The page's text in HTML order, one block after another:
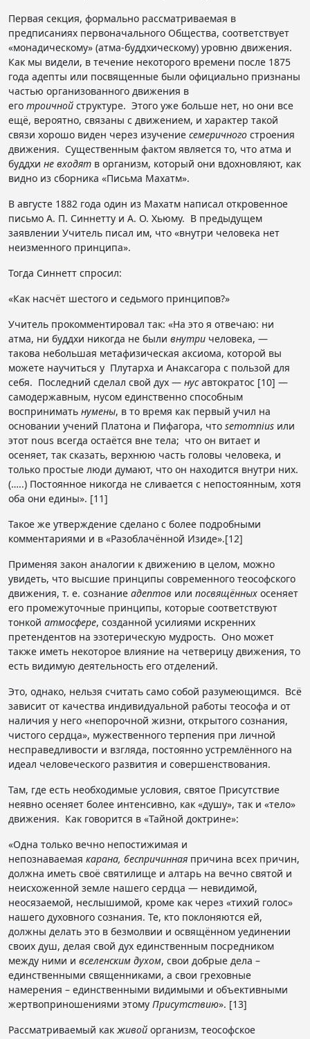
Первая секция, формально рассматриваемая в
предписаниях первоначального Общества, соответствует
«монадическому» (атма-буддхическому) уровню движения.
Как мы видели, в течение некоторого времени после 1875
года адепты или посвященные были официально признаны
частью организованного движения в
его троичной структуре. Этого уже больше нет, но они все
ещё, вероятно, связаны с движением, и характер такой
связи хорошо виден через изучение семеричного строения
движения. Существенным фактом является то, что атма и
буддхи не входят в организм, который они вдохновляют, как
видно из сборника «Письма Махатм».
В августе 1882 года один из Махатм написал откровенное
письмо А. П. Синнетту и А. О. Хьюму. В предыдущем
заявлении Учитель писал им, что «внутри человека нет
неизменного принципа».
Тогда Синнетт спросил:
«Как насчёт шестого и седьмого принципов?»
Учитель прокомментировал так: «На это я отвечаю: ни
атма, ни буддхи никогда не были внутри человека, —
такова небольшая метафизическая аксиома, которой вы
можете научиться у Плутарха и Анаксагора с пользой для
себя. Последний сделал свой дух — нусавтократос [10] —
самодержавным, нусом единственно способным
воспринимать нумены, в то время как первый учил на
основании учений Платона и Пифагора, что semomnius или
этот nous всегда остаётся вне тела; что он витает и
осеняет, так сказать, верхнюю часть головы человека, и
только простые люди думают, что он находится внутри них.
(…..) Постоянное никогда не сливается с непостоянным, хотя
оба они едины». [11]
Такое же утверждение сделано с более подробными
комментариями и в «Разоблачённой Изиде».[12]
Применяя закон аналогии к движению в целом, можно
увидеть, что высшие принципы современного теософского
движения, т. е. сознание адептов или посвящённых осеняет
его промежуточные принципы, которые соответствуют
тонкой атмосфере, созданной усилиями искренних
претендентов на эзотерическую мудрость. Оно может
также иметь некоторое влияние на четверицу движения, то
есть видимую деятельность его отделений.
Это, однако, нельзя считать само собой разумеющимся. Всё
зависит от качества индивидуальной работы теософа и от
наличия у него «непорочной жизни, открытого сознания,
чистого сердца», мужественного терпения при личной
несправедливости и взгляда, постоянно устремлённого на
идеал человеческого развития и совершенствования.
Там, где есть необходимые условия, святое Присутствие
неявно осеняет более интенсивно, как «душу», так и «тело»
движения. Как говорится в «Тайной доктрине»:
«Одна только вечно непостижимая и
непознаваемая карана, беспричинная причина всех причин,
должна иметь своё святилище и алтарь на вечно святой и
неисхоженной земле нашего сердца — невидимой,
неосязаемой, неслышимой, кроме как через «тихий голос»
нашего духовного сознания. Те, кто поклоняются ей,
должны делать это в безмолвии и освящённом уединении
своих душ, делая свой дух единственным посредником
между ними и вселенским духом, свои добрые дела –
единственными священниками, а свои греховные
намерения – единственными видимыми и объективными
жертвоприношениями этому Присутствию». [13]
Рассматриваемый какживой организм, теософское